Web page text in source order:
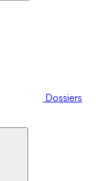
Dossiers